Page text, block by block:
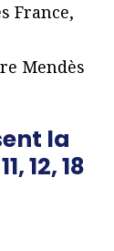
France,
Mendès
la
12, 18